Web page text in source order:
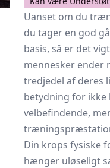
Uanset om du
du tager en god
basis, så er det
mennesker ender
tredjedel af deres
betydning for ikke
velbefindende,
Din krops fysiske
hænger uløseligt